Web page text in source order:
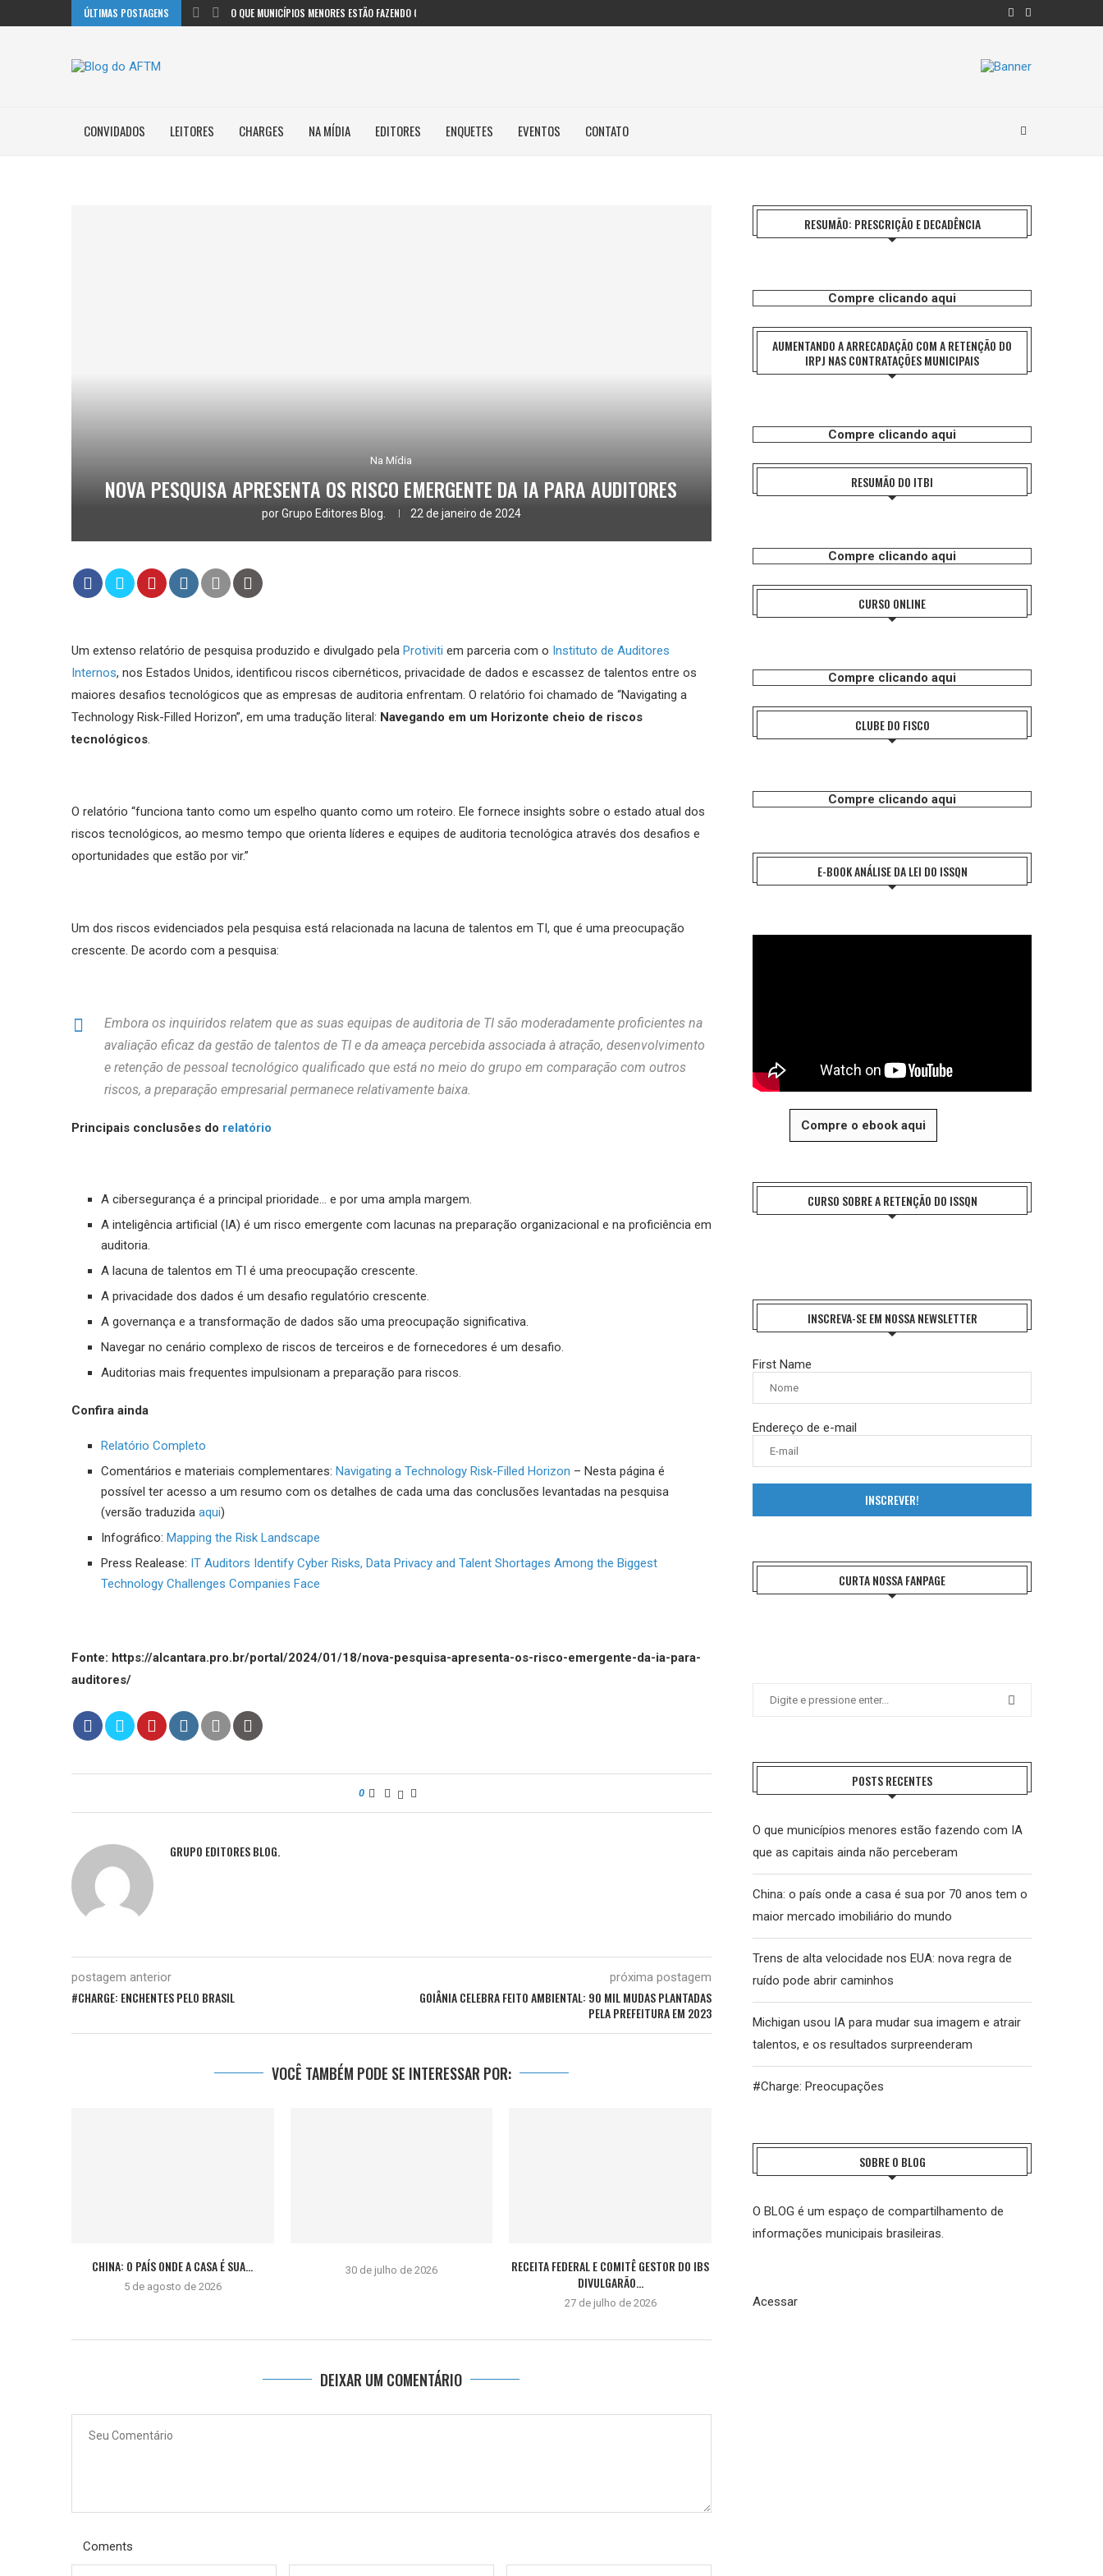
ÚLTIMAS POSTAGENS O QUE MUNICÍPIOS MENORES ESTÃO FAZENDO COM IA...
CONVIDADOS LEITORES CHARGES NA MÍDIA EDITORES ENQUETES EVENTOS CONTATO
Na Mídia
NOVA PESQUISA APRESENTA OS RISCO EMERGENTE DA IA PARA AUDITORES
porGrupo Editores Blog. 22 de janeiro de 2024
Um extenso relatório de pesquisa produzido e divulgado pela Protiviti em parceria com o Instituto de Auditores
Internos, nos Estados Unidos, identificou riscos cibernéticos, privacidade de dados e escassez de talentos entre os
maiores desafios tecnológicos que as empresas de auditoria enfrentam. O relatório foi chamado de “Navigating a
Technology Risk-Filled Horizon”, em uma tradução literal: Navegando em um Horizonte cheio de riscos
tecnológicos.
O relatório “funciona tanto como um espelho quanto como um roteiro. Ele fornece insights sobre o estado atual dos
riscos tecnológicos, ao mesmo tempo que orienta líderes e equipes de auditoria tecnológica através dos desafios e
oportunidades que estão por vir.”
Um dos riscos evidenciados pela pesquisa está relacionada na lacuna de talentos em TI, que é uma preocupação
crescente. De acordo com a pesquisa:
Embora os inquiridos relatem que as suas equipas de auditoria de TI são moderadamente proficientes na
avaliação eficaz da gestão de talentos de TI e da ameaça percebida associada à atração, desenvolvimento
e retenção de pessoal tecnológico qualificado que está no meio do grupo em comparação com outros
riscos, a preparação empresarial permanece relativamente baixa.
Principais conclusões do relatório
A cibersegurança é a principal prioridade… e por uma ampla margem.
A inteligência artificial (IA) é um risco emergente com lacunas na preparação organizacional e na proficiência em
auditoria.
A lacuna de talentos em TI é uma preocupação crescente.
A privacidade dos dados é um desafio regulatório crescente.
A governança e a transformação de dados são uma preocupação significativa.
Navegar no cenário complexo de riscos de terceiros e de fornecedores é um desafio.
Auditorias mais frequentes impulsionam a preparação para riscos.
Confira ainda
Relatório Completo
Comentários e materiais complementares: Navigating a Technology Risk-Filled Horizon – Nesta página é
possível ter acesso a um resumo com os detalhes de cada uma das conclusões levantadas na pesquisa
(versão traduzida aqui)
Infográfico: Mapping the Risk Landscape
Press Realease: IT Auditors Identify Cyber Risks, Data Privacy and Talent Shortages Among the Biggest
Technology Challenges Companies Face
Fonte: https://alcantara.pro.br/portal/2024/01/18/nova-pesquisa-apresenta-os-risco-emergente-da-ia-para-
auditores/
0
GRUPO EDITORES BLOG.
postagem anterior
#CHARGE: ENCHENTES PELO BRASIL
próxima postagem
GOIÂNIA CELEBRA FEITO AMBIENTAL: 90 MIL MUDAS PLANTADAS
PELA PREFEITURA EM 2023
VOCÊ TAMBÉM PODE SE INTERESSAR POR:
CHINA: O PAÍS ONDE A CASA É SUA...
5 de agosto de 2026
30 de julho de 2026
RECEITA FEDERAL E COMITÊ GESTOR DO IBS
DIVULGARÃO...
27 de julho de 2026
DEIXAR UM COMENTÁRIO
Coments
RESUMÃO: PRESCRIÇÃO E DECADÊNCIA
Compre clicando aqui
AUMENTANDO A ARRECADAÇÃO COM A RETENÇÃO DO
IRPJ NAS CONTRATAÇÕES MUNICIPAIS
Compre clicando aqui
RESUMÃO DO ITBI
Compre clicando aqui
CURSO ONLINE
Compre clicando aqui
CLUBE DO FISCO
Compre clicando aqui
E-BOOK ANÁLISE DA LEI DO ISSQN
Compre o ebook aqui
CURSO SOBRE A RETENÇÃO DO ISSQN
INSCREVA-SE EM NOSSA NEWSLETTER
First Name
Endereço de e-mail
INSCREVER!
CURTA NOSSA FANPAGE
POSTS RECENTES
O que municípios menores estão fazendo com IA
que as capitais ainda não perceberam
China: o país onde a casa é sua por 70 anos tem o
maior mercado imobiliário do mundo
Trens de alta velocidade nos EUA: nova regra de
ruído pode abrir caminhos
Michigan usou IA para mudar sua imagem e atrair
talentos, e os resultados surpreenderam
#Charge: Preocupações
SOBRE O BLOG
O BLOG é um espaço de compartilhamento de
informações municipais brasileiras.
Acessar